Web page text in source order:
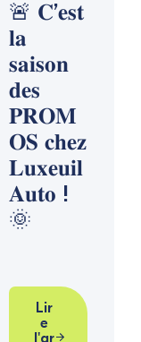
🚨 𝐂’𝐞𝐬𝐭
𝐥𝐚
𝐬𝐚𝐢𝐬𝐨𝐧
𝐝𝐞𝐬
𝐏𝐑𝐎𝐌
𝐎𝐒 𝐜𝐡𝐞𝐳
𝐋𝐮𝐱𝐞𝐮𝐢𝐥
𝐀𝐮𝐭𝐨 !
🌞
Lir
e
l'ar